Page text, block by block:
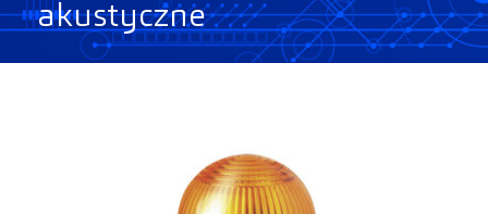
akustyczne